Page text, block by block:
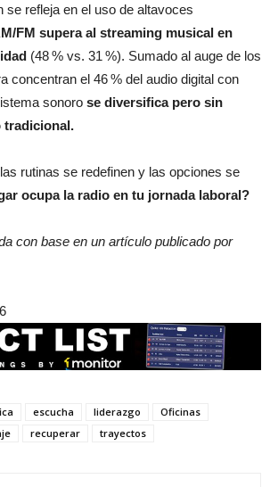
se refleja en el uso de altavoces
FM supera al streaming musical en
(48 % vs. 31 %). Sumado al auge de los
concentran el 46 % del audio digital con
sonoro se diversifica pero sin
tradicional.
rutinas se redefinen y las opciones se
ocupa la radio en tu jornada laboral?
con base en un artículo publicado por
escucha liderazgo
Oficinas
recuperar trayectos